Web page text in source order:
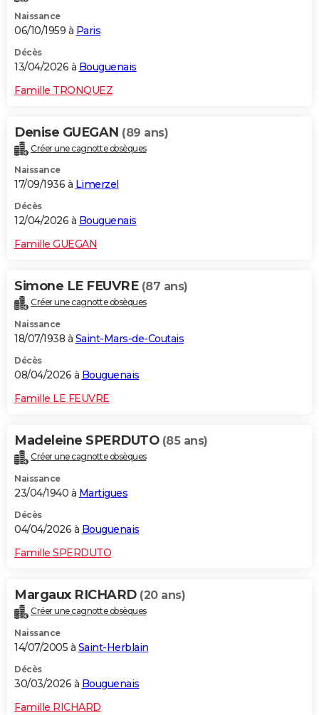
Naissance
06/10/1959 à Paris
Décès
13/04/2026 à Bouguenais
Famille TRONQUEZ
Denise GUEGAN (89 ans)
Créer une cagnotte obsèques
Naissance
17/09/1936 à Limerzel
Décès
12/04/2026 à Bouguenais
Famille GUEGAN
Simone LE FEUVRE (87 ans)
Créer une cagnotte obsèques
Naissance
18/07/1938 à Saint-Mars-de-Coutais
Décès
08/04/2026 à Bouguenais
Famille LE FEUVRE
Madeleine SPERDUTO (85 ans)
Créer une cagnotte obsèques
Naissance
23/04/1940 à Martigues
Décès
04/04/2026 à Bouguenais
Famille SPERDUTO
Margaux RICHARD (20 ans)
Créer une cagnotte obsèques
Naissance
14/07/2005 à Saint-Herblain
Décès
30/03/2026 à Bouguenais
Famille RICHARD